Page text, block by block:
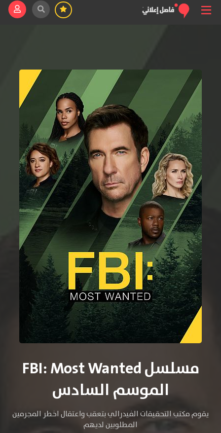
مسلسل FBI: Most Wanted
الموسم السادس
يقوم مكتب التحقيقات الفيدرالي بتعقب واعتقال اخطر المجرمين
المطلوبين لديهم